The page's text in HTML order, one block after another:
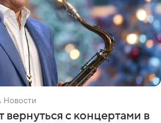
вернуться с концертами в